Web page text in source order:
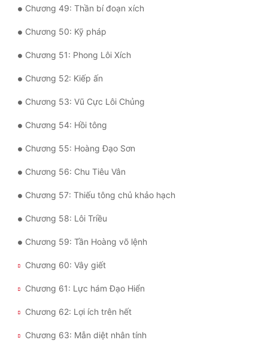
Đam Mỹ
Đẹp Hiệp
Tính Cách Nhân Vật :
Cơ Trí
Sát Phạt Quyết Đoán
Vô Sỉ
Chương 49: Thần bí đoạn xích
Chương 50: Kỹ pháp
Chương 51: Phong Lôi Xích
Chương 52: Kiếp ấn
Chương 53: Vũ Cực Lôi Chủng
Chương 54: Hồi tông
Chương 55: Hoàng Đạo Sơn
Chương 56: Chu Tiêu Vân
Chương 57: Thiếu tông chủ khảo hạch
Chương 58: Lôi Triều
Chương 59: Tần Hoàng võ lệnh
Chương 60: Vây giết
Chương 61: Lực hám Đạo Hiển
Chương 62: Lợi ích trên hết
Chương 63: Mẫn diệt nhân tính